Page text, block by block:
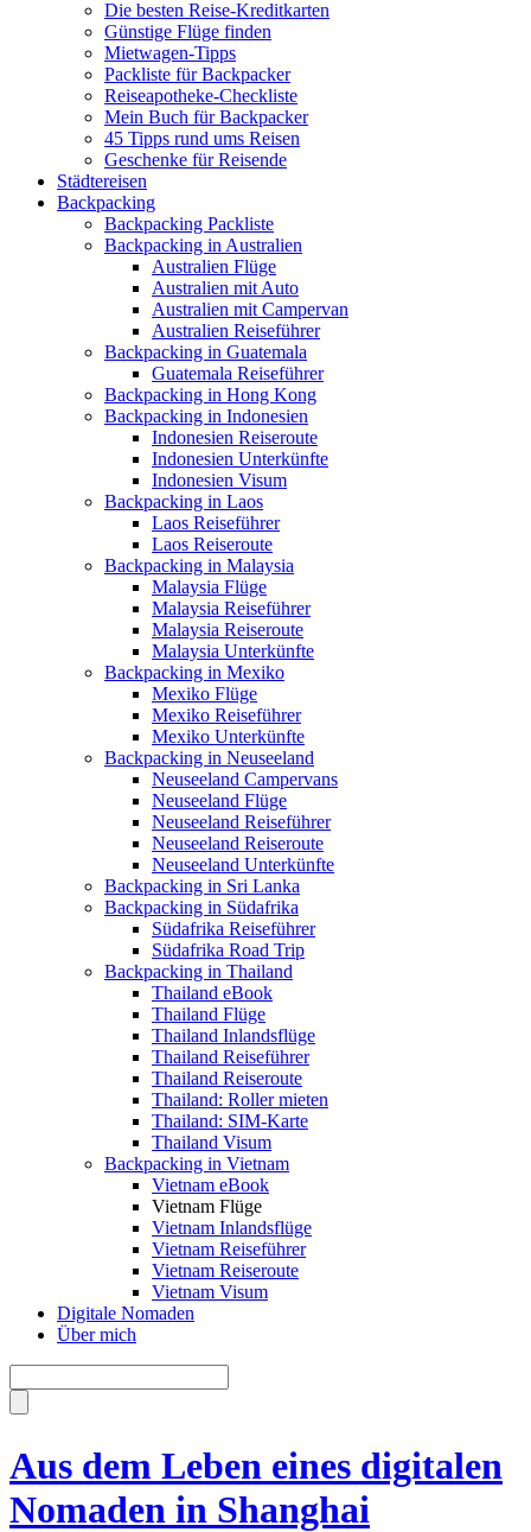
Die besten Reise-Kreditkarten
Günstige Flüge finden
Mietwagen-Tipps
Packliste für Backpacker
Reiseapotheke-Checkliste
Mein Buch für Backpacker
45 Tipps rund ums Reisen
Geschenke für Reisende
Städtereisen
Backpacking
Backpacking Packliste
Backpacking in Australien
Australien Flüge
Australien mit Auto
Australien mit Campervan
Australien Reiseführer
Backpacking in Guatemala
Guatemala Reiseführer
Backpacking in Hong Kong
Backpacking in Indonesien
Indonesien Reiseroute
Indonesien Unterkünfte
Indonesien Visum
Backpacking in Laos
Laos Reiseführer
Laos Reiseroute
Backpacking in Malaysia
Malaysia Flüge
Malaysia Reiseführer
Malaysia Reiseroute
Malaysia Unterkünfte
Backpacking in Mexiko
Mexiko Flüge
Mexiko Reiseführer
Mexiko Unterkünfte
Backpacking in Neuseeland
Neuseeland Campervans
Neuseeland Flüge
Neuseeland Reiseführer
Neuseeland Reiseroute
Neuseeland Unterkünfte
Backpacking in Sri Lanka
Backpacking in Südafrika
Südafrika Reiseführer
Südafrika Road Trip
Backpacking in Thailand
Thailand eBook
Thailand Flüge
Thailand Inlandsflüge
Thailand Reiseführer
Thailand Reiseroute
Thailand: Roller mieten
Thailand: SIM-Karte
Thailand Visum
Backpacking in Vietnam
Vietnam eBook
Vietnam Flüge
Vietnam Inlandsflüge
Vietnam Reiseführer
Vietnam Reiseroute
Vietnam Visum
Digitale Nomaden
Über mich
Aus dem Leben eines digitalen
Nomaden in Shanghai